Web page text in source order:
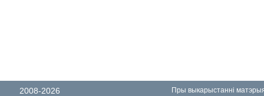
2008-2026 Пры выкарыстанні